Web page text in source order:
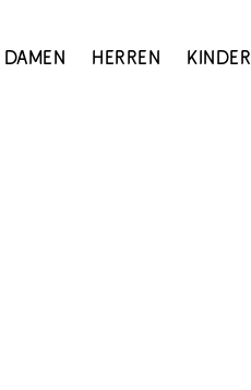
Damen Herren Kinder